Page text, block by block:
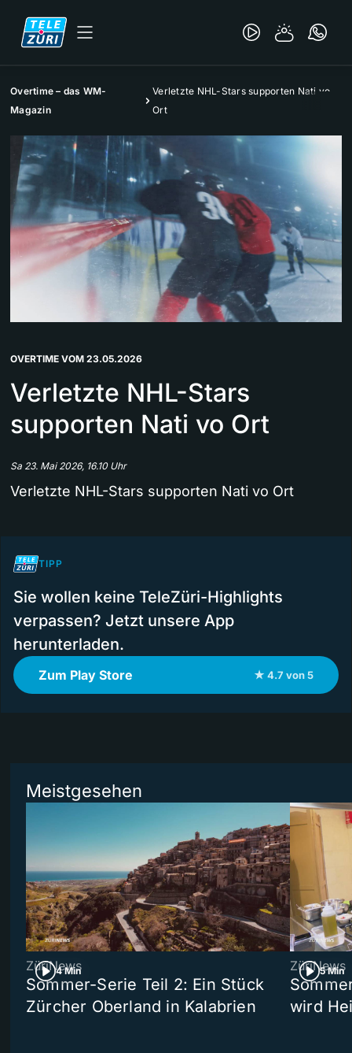
Overtime – das WM-
Magazin
Verletzte NHL-Stars supporten Nati vo
Ort
OVERTIME VOM 23.05.2026
Verletzte NHL-Stars
supporten Nati vo Ort
Sa 23. Mai 2026, 16.10 Uhr
Verletzte NHL-Stars supporten Nati vo Ort
TIPP
Sie wollen keine TeleZüri-Highlights
verpassen? Jetzt unsere App
herunterladen.
Zum Play Store ★ 4.7 von 5
Meistgesehen
4 Min
ZüriNews
Sommer-Serie Teil 2: Ein Stück
Zürcher Oberland in Kalabrien
5 Min
ZüriNews
wird